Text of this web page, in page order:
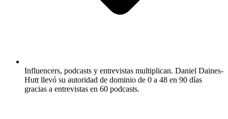
Influencers, podcasts y entrevistas multiplican. Daniel Daines-
Hutt llevó su autoridad de dominio de 0 a 48 en 90 días
gracias a entrevistas en 60 podcasts.